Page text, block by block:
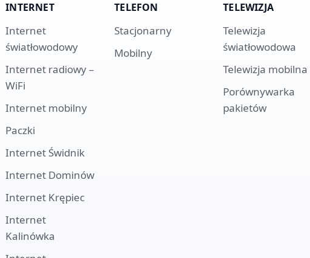
INTERNET
Internet
światłowodowy
Internet radiowy –
WiFi
Internet mobilny
Paczki
Internet Świdnik
Internet Dominów
Internet Krępiec
Internet
Kalinówka
TELEFON
Stacjonarny
Mobilny
TELEWIZJA
Telewizja
światłowodowa
Telewizja mobilna
Porównywarka
pakietów